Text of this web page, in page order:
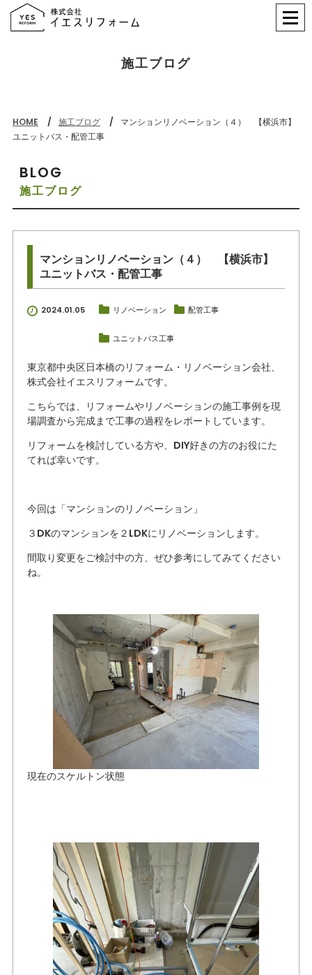
施工ブログ
HOME 施工ブログ
マンションリノベーション（４） 【横浜市】
ユニットバス・配管工事
BLOG
施工ブログ
マンションリノベーション（４） 【横浜市】
ユニットバス・配管工事
2024.01.05 リノベーション 配管工事
ユニットバス工事
東京都中央区日本橋のリフォーム・リノベーション会社、
株式会社イエスリフォームです。
こちらでは、リフォームやリノベーションの施工事例を現
場調査から完成まで工事の過程をレポートしています。
リフォームを検討している方や、DIY好きの方のお役にた
てれば幸いです。
今回は「マンションのリノベーション」
３DKのマンションを２LDKにリノベーションします。
間取り変更をご検討中の方、ぜひ参考にしてみてください
ね。
現在のスケルトン状態